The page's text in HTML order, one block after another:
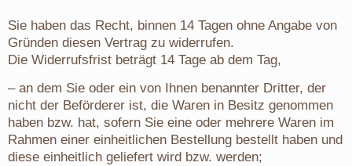
Sie haben das Recht, binnen 14 Tagen ohne Angabe von
Gründen diesen Vertrag zu widerrufen.
Die Widerrufsfrist beträgt 14 Tage ab dem Tag,
– an dem Sie oder ein von Ihnen benannter Dritter, der
nicht der Beförderer ist, die Waren in Besitz genommen
haben bzw. hat, sofern Sie eine oder mehrere Waren im
Rahmen einer einheitlichen Bestellung bestellt haben und
diese einheitlich geliefert wird bzw. werden;